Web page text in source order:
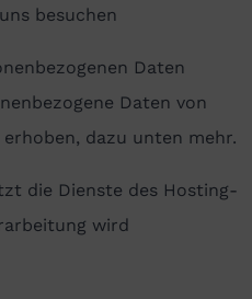
besuchen
Daten
Daten von
dazu unten mehr.
die Dienste des Hosting-
wird